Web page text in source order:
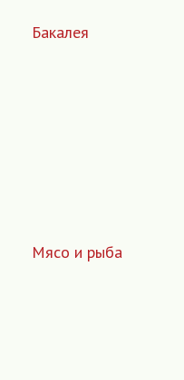
Бакалея
Мясо и рыба